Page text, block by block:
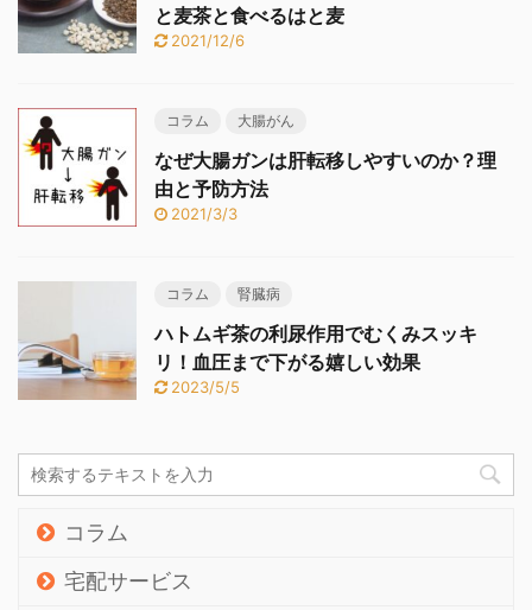
と麦茶と食べるはと麦
2021/12/6
コラム 大腸がん
なぜ大腸ガンは肝転移しやすいのか？理
由と予防方法
2021/3/3
コラム 腎臓病
ハトムギ茶の利尿作用でむくみスッキ
リ！血圧まで下がる嬉しい効果
2023/5/5
コラム
宅配サービス